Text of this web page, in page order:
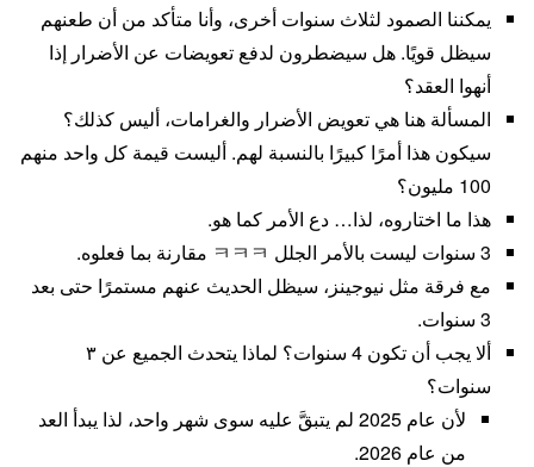
يمكننا الصمود لثلاث سنوات أخرى، وأنا متأكد من أن طعنهم
سيظل قويًا. هل سيضطرون لدفع تعويضات عن الأضرار إذا
أنهوا العقد؟
المسألة هنا هي تعويض الأضرار والغرامات، أليس كذلك؟
سيكون هذا أمرًا كبيرًا بالنسبة لهم. أليست قيمة كل واحد منهم
100 مليون؟
هذا ما اختاروه، لذا… دع الأمر كما هو.
3 سنوات ليست بالأمر الجلل ㅋㅋㅋ مقارنة بما فعلوه.
مع فرقة مثل نيوجينز، سيظل الحديث عنهم مستمرًا حتى بعد
3 سنوات.
ألا يجب أن تكون 4 سنوات؟ لماذا يتحدث الجميع عن ٣
سنوات؟
لأن عام 2025 لم يتبقَّ عليه سوى شهر واحد، لذا يبدأ العد
من عام 2026.